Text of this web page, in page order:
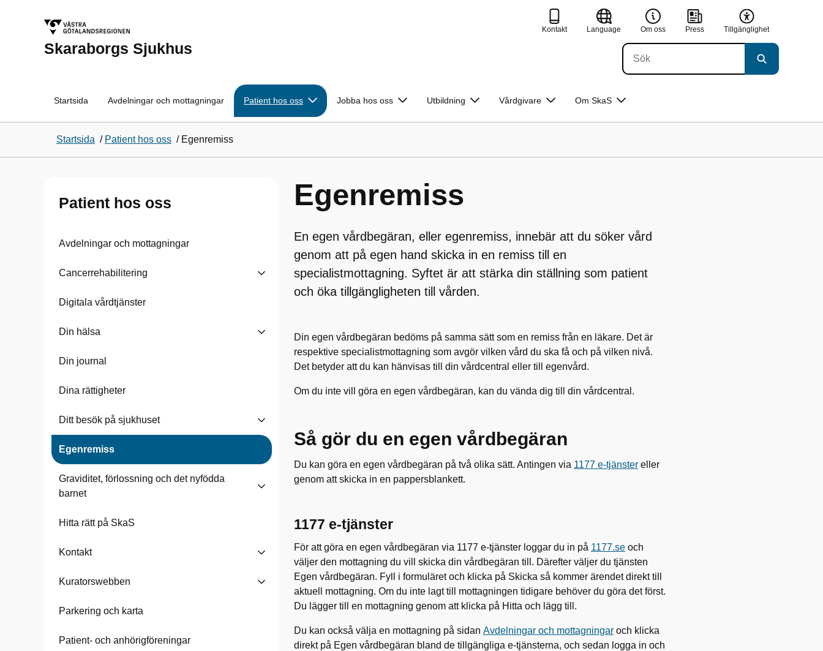
Skaraborgs Sjukhus
Kontakt Language Om oss Press Tillgänglighet
Startsida Avdelningar och mottagningar Patient hos oss Jobba hos oss Utbildning Vårdgivare Om SkaS
Startsida / Patient hos oss / Egenremiss
Patient hos oss
Avdelningar och mottagningar
Cancerrehabilitering
Digitala vårdtjänster
Din hälsa
Din journal
Dina rättigheter
Ditt besök på sjukhuset
Egenremiss
Graviditet, förlossning och det nyfödda
barnet
Hitta rätt på SkaS
Kontakt
Kuratorswebben
Parkering och karta
Patient- och anhörigföreningar
Egenremiss
En egen vårdbegäran, eller egenremiss, innebär att du söker vård
genom att på egen hand skicka in en remiss till en
specialistmottagning. Syftet är att stärka din ställning som patient
och öka tillgängligheten till vården.
Din egen vårdbegäran bedöms på samma sätt som en remiss från en läkare. Det är
respektive specialistmottagning som avgör vilken vård du ska få och på vilken nivå.
Det betyder att du kan hänvisas till din vårdcentral eller till egenvård.
Om du inte vill göra en egen vårdbegäran, kan du vända dig till din vårdcentral.
Så gör du en egen vårdbegäran
Du kan göra en egen vårdbegäran på två olika sätt. Antingen via 1177 e-tjänster eller
genom att skicka in en pappersblankett.
1177 e-tjänster
För att göra en egen vårdbegäran via 1177 e-tjänster loggar du in på 1177.se och
väljer den mottagning du vill skicka din vårdbegäran till. Därefter väljer du tjänsten
Egen vårdbegäran. Fyll i formuläret och klicka på Skicka så kommer ärendet direkt till
aktuell mottagning. Om du inte lagt till mottagningen tidigare behöver du göra det först.
Du lägger till en mottagning genom att klicka på Hitta och lägg till.
Du kan också välja en mottagning på sidan Avdelningar och mottagningar och klicka
direkt på Egen vårdbegäran bland de tillgängliga e-tjänsterna, och sedan logga in och